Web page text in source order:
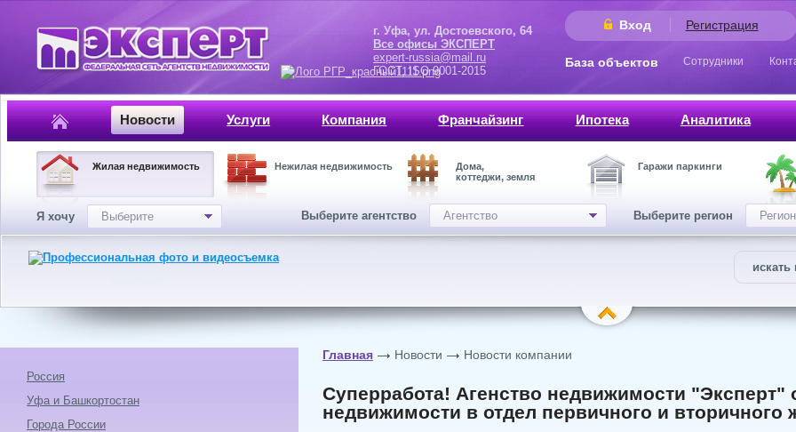
Вход Регистрация
г. Уфа, ул. Достоевского, 64
Все офисы ЭКСПЕРТ
expert-russia@mail.ru
ГОСТ, ISO 9001-2015
База объектов Сотрудники
Новости Услуги Компания Франчайзинг Ипотека Аналитика
Жилая недвижимость Нежилая недвижимость
Дома,
коттеджи, земля
Гаражи паркинги
Я хочу Выберите Выберите агентство Агентство Выберите регион Регион
Главная Новости Новости компании
Суперработа! Агенство недвижимости "Эксперт"
недвижимости в отдел первичного и вторичного
Россия
Уфа и Башкортостан
Города России